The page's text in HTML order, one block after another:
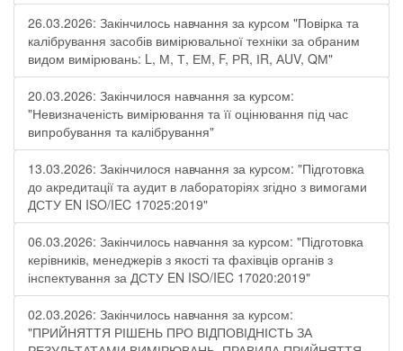
26.03.2026: Закінчилось навчання за курсом "Повірка та
калібрування засобів вимірювальної техніки за обраним
видом вимірювань: L, М, Т, ЕМ, F, РR, ІR, АUV, QМ"
20.03.2026: Закінчилося навчання за курсом:
"Невизначеність вимірювання та її оцінювання під час
випробування та калібрування"
13.03.2026: Закінчилося навчання за курсом: "Підготовка
до акредитації та аудит в лабораторіях згідно з вимогами
ДСТУ EN ISO/IEC 17025:2019"
06.03.2026: Закінчилось навчання за курсом: "Підготовка
керівників, менеджерів з якості та фахівців органів з
інспектування за ДСТУ EN ISO/IEC 17020:2019"
02.03.2026: Закінчилось навчання за курсом:
"ПРИЙНЯТТЯ РІШЕНЬ ПРО ВІДПОВІДНІСТЬ ЗА